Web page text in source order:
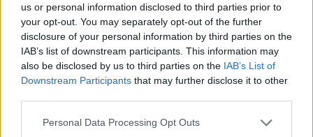
us or personal information disclosed to third parties prior to
your opt-out. You may separately opt-out of the further
disclosure of your personal information by third parties on the
IAB’s list of downstream participants. This information may
also be disclosed by us to third parties on the IAB’s List of
Downstream Participants that may further disclose it to other
Personal Data Processing Opt Outs
Fréquence et conseils pour
entretenir son éponge
Même avec les meilleures astuces, une éponge n’est
prolifération des bactéries et donc les odeurs :